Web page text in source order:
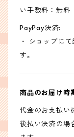
い手数料：無料
PayPay決済:
・ ショップに
す。
商品のお届け時
代金のお支払い
後払い決済の場